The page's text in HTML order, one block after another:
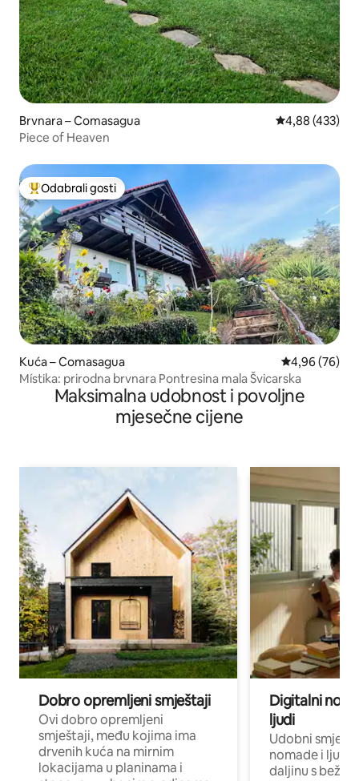
Brvnara – Comasagua Prosječna
4,88 (433)
Piece of Heaven
Među najviše rangiranima s oznakom „Odabrali gosti”
Odabrali gosti
Kuća – Comasagua Prosječna
4,96 (76)
Místika: prirodna brvnara Pontresina mala Švicarska
Maksimalna udobnost i povoljne
mjesečne cijene
Dobro opremljeni smještaji
Ovi dobro opremljeni
smještaji, među kojima ima
drvenih kuća na mirnim
lokacijama u planinama i
Digitalni
ljudi
Udobni
nomade i ljude
daljinu s